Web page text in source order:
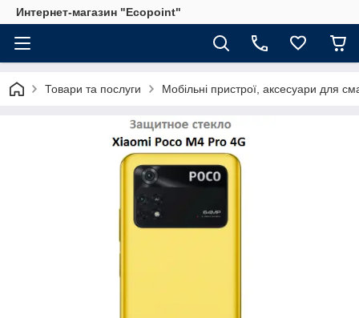
Интернет-магазин "Ecopoint"
Товари та послуги Мобільні пристрої, аксесуари для